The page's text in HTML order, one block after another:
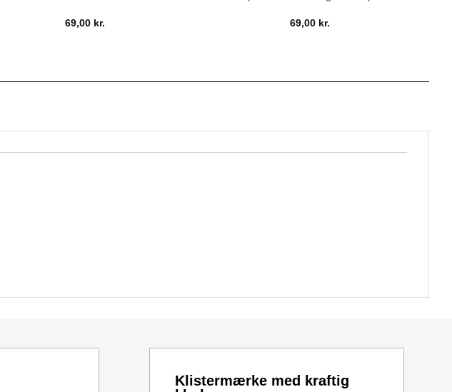
69,00 kr. 69,00 kr.
Klistermærke med kraftig